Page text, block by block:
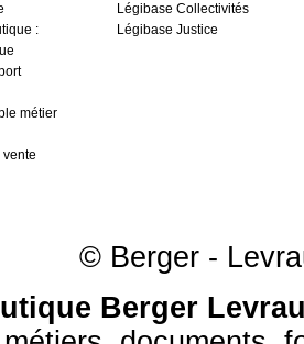
:
métier
Légibase Collectivités
Légibase Justice
© Berger -
Berger